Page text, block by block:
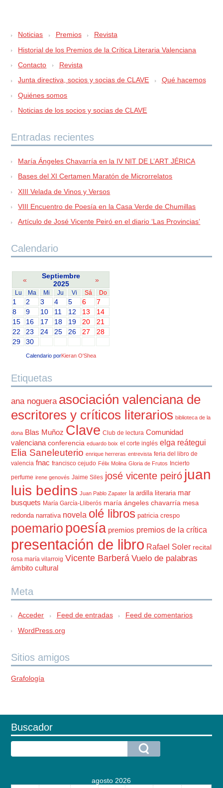
Noticias Premios
Revista
Historial de los Premios de la Crítica Literaria Valenciana
Contacto
Revista
Junta directiva, socios y socias de CLAVE
Qué hacemos
Quiénes somos
Noticias de los socios y socias de CLAVE
Entradas recientes
María Ángeles Chavarría en la IV NIT DE L’ART JÉRICA
Bases del XI Certamen Maratón de Microrrelatos
XIII Velada de Vinos y Versos
VIII Encuentro de Poesía en la Casa Verde de Chumillas
Artículo de José Vicente Peiró en el diario ‘Las Provincias’
Calendario
«
Septiembre
2025
»
Lu Ma Mi Ju Vi Sá Do
1 2 3 4 5 6
7
8
9 10 11 12 13
14
15
16 17 18 19 20
21
22
23 24 25 26 27
28
29
30
Calendario porKieran O'Shea
Etiquetas
ana noguera asociación valenciana de
escritores y críticos literarios biblioteca de la
dona Blas Muñoz Clave Club de lectura Comunidad
valenciana conferencia eduardo boix el corte inglés elga reátegui
Elia Saneleuterio enrique herreras entrevista feria del libro de
valencia fnac francisco cejudo Félix Molina Gloria de Frutos Incierto
perfume irene genovés Jaime Siles josé vicente peiró juan
luis bedins Juan Pablo Zapater la ardilla literaria mar
busquets María García-Lliberós maría ángeles chavarría mesa
redonda narrativa novela olé libros patricia crespo
poemario poesía premios premios de la crítica
presentación de libro Rafael Soler recital
rosa maría vilarroig Vicente Barberá Vuelo de palabras
ámbito cultural
Meta
Acceder Feed de entradas
Feed de comentarios
WordPress.org
Sitios amigos
Grafología
Buscador
agosto 2026